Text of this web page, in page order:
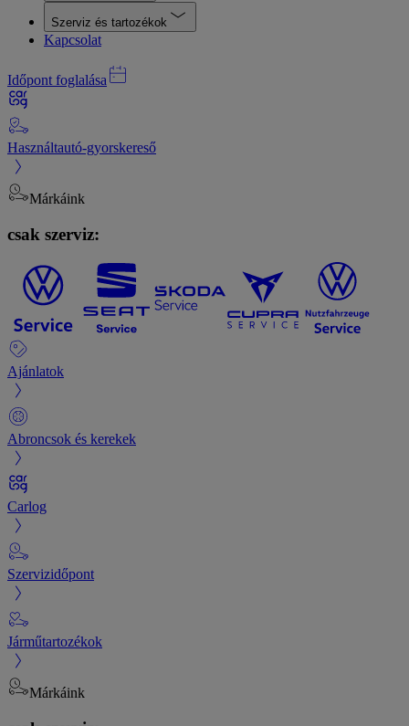
Szerviz és tartozékok
Kapcsolat
Időpont foglalása
Használtautó-gyorskereső
Márkáink
csak szerviz:
Ajánlatok
Abroncsok és kerekek
Carlog
Szervizidőpont
Járműtartozékok
Márkáink